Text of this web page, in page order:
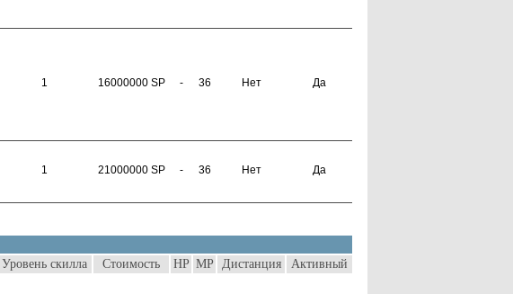
1 16000000 SP - 36 Нет Да
1 21000000 SP - 36 Нет Да
Уровень скилла Стоимость HP MP Дистанция Активный